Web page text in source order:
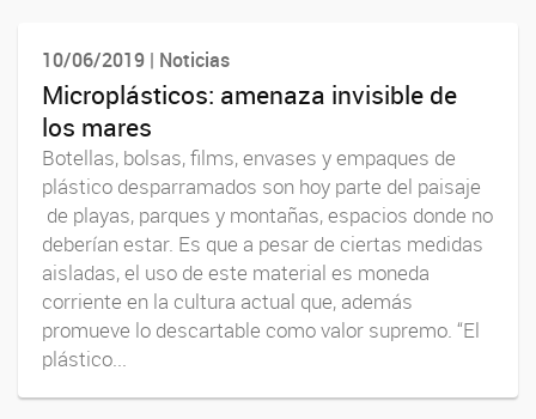
10/06/2019 | Noticias
Microplásticos: amenaza invisible de
los mares
Botellas, bolsas, films, envases y empaques de
plástico desparramados son hoy parte del paisaje
de playas, parques y montañas, espacios donde no
deberían estar. Es que a pesar de ciertas medidas
aisladas, el uso de este material es moneda
corriente en la cultura actual que, además
promueve lo descartable como valor supremo. “El
plástico...